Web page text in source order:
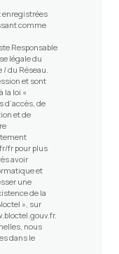
enregistrées
comme
Responsable
légale du
du Réseau.
et sont
la loi «
de
et de
frpour plus
avoir
et
une
de la
», sur
.
nous
dans le